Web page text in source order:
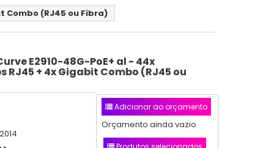
Combo (RJ45 ou Fibra)
E2910-48G-PoE+ al - 44x
RJ45 + 4x Gigabit Combo (RJ45 ou
Adicionar ao orçamento
Orçamento ainda vazio